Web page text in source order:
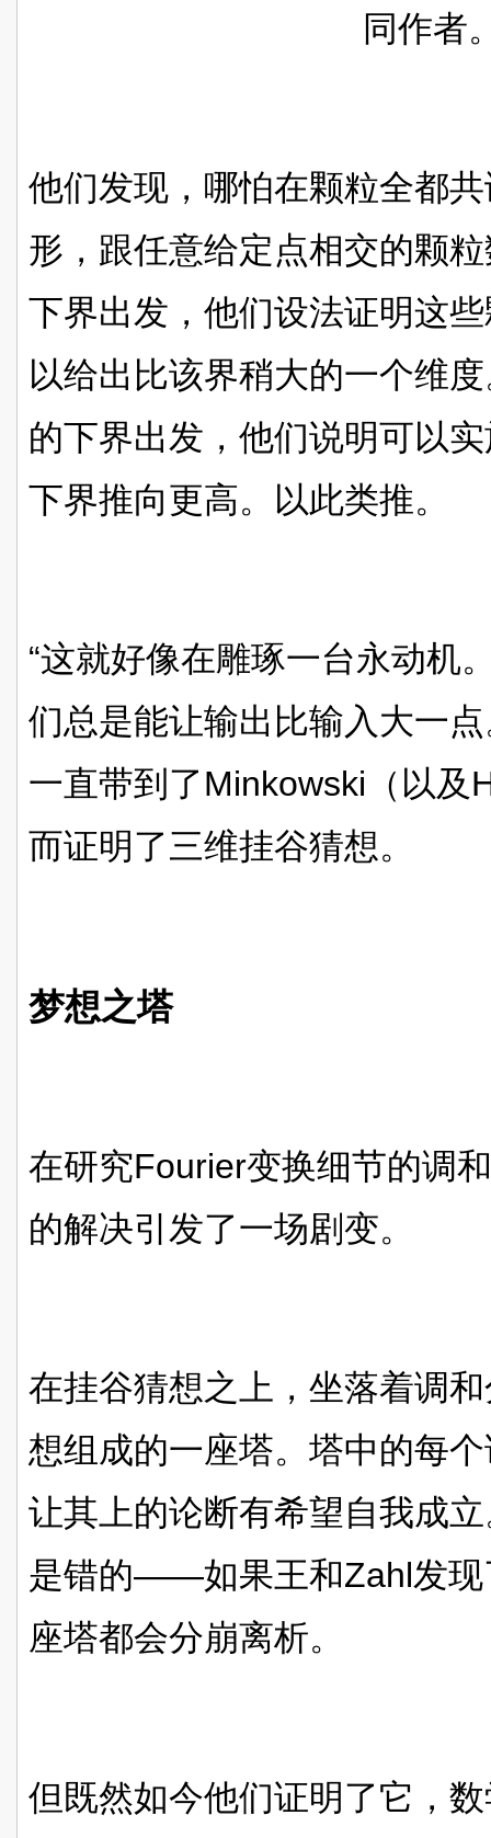
同作者
他们发现，哪怕在颗粒全都
形，跟任意给定点相交的颗
下界出发，他们设法证明这
以给出比该界稍大的一个维
的下界出发，他们说明可以
下界推向更高。以此类推。
“这就好像在雕琢一台永动机
们总是能让输出比输入大一
一直带到了Minkowski（以及
而证明了三维挂谷猜想。
梦想之塔
在研究Fourier变换细节的调
的解决引发了一场剧变。
在挂谷猜想之上，坐落着调
想组成的一座塔。塔中的每
让其上的论断有希望自我成
是错的——如果王和Zahl发
座塔都会分崩离析。
但既然如今他们证明了它，